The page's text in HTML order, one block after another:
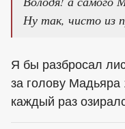
Ну так, чисто из
Я бы разбросал
за голову
каждый раз